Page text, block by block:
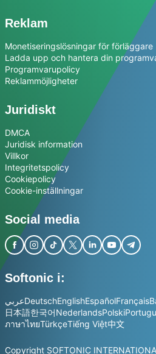
Reklam
Monetiseringslösningar för förläggare
Ladda upp och hantera din
Programvarupolicy
Reklammöjligheter
Juridiskt
DMCA
Juridisk information
Villkor
Integritetspolicy
Cookiepolicy
Cookie-inställningar
Social media
Softonic i:
عربيDeutschEnglishEspañolFrançais
日本語한국어NederlandsPolski
ภาษาไทยTürkçeTiếng Việt中文
Copyright SOFTONIC